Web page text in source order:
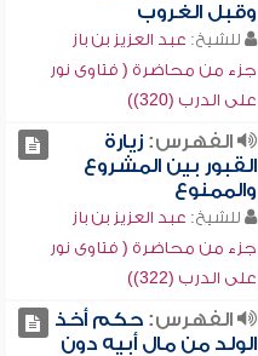
وقبل الغروب
للشيخ: عبد العزيز بن باز
جزء من محاضرة ( فتاوى نور
على الدرب (320))
الفهرس:زيارة
القبور بين المشروع
والممنوع
للشيخ: عبد العزيز بن باز
جزء من محاضرة ( فتاوى نور
على الدرب (322))
الفهرس:حكم أخذ
الولد من مال أبيه دون